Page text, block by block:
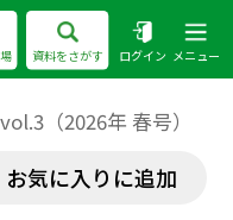
資料をさがす ログイン メニュー
（2026年 春号）
お気に入りに追加